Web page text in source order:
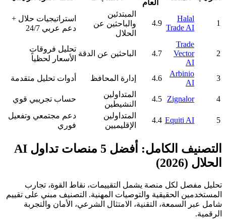
العام
1
Halal
Trade AI
4.9
المبتدئين
والباحثين عن
الحلال
استراتيجيات حلال +
دعم عربي 24/7
2
Trade
Vector
AI
4.7 الباحثين عن الدقة
تحليل فروقات
الأسعار لحظياً
3
Arbinio
AI
4.6 إدارة المحافظ أدوات تحليل متقدمة
4
Zignalor
4.5
المتداولين
النشيطين
حساب تجريبي قوي
5
Equiti AI
4.4
المتداولين
الإقليميين
دعم مجتمعي وتفعيل
فوري
التصنيف الكامل: أفضل 5 منصات تداول AI
الحلال (2026)
تحليل مفصل لكل منصة يشمل التقييمات، نقاط القوة، تجارب
المستخدمين الحقيقية والتوصيات المهنية. التصنيف مبني على تقييم
شامل عبر السمعة، التقنية، الامتثال الشرعي، الأمان والتجربة
الرقمية.